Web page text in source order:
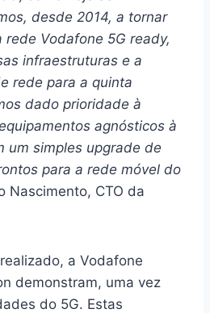
desde 2014, a tornar
Vodafone 5G ready,
infraestruturas e a
rede para a quinta
dado prioridade à
agnósticos à
um simples upgrade de
para a rede móvel do
Nascimento, CTO da
a Vodafone
demonstram, uma vez
do 5G. Estas